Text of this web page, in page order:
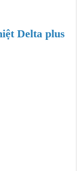
Delta plus